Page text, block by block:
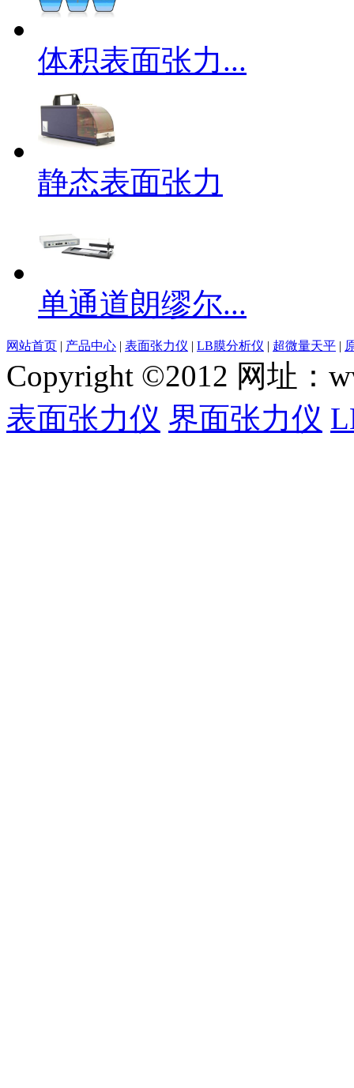
体积表面张力...
静态表面张力
单通道朗缪尔...
网站首页 | 产品中心 | 表面张力仪 | LB膜分析仪 | 超微量天平 |
Copyright ©2012 网址：
表面张力仪 界面张力仪